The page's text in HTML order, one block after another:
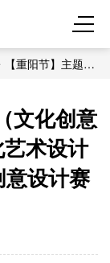
【重阳节】主题入
文化创意
术设计
设计赛